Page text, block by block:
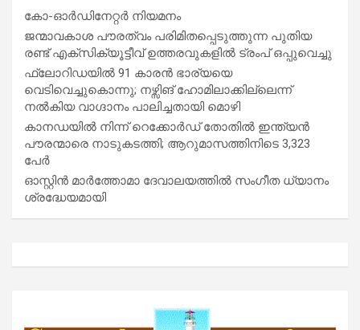
കോ-ഓർഡിനേറ്റർ നിയമനം
ജന്മാവകാശ പൗരത്വം പരിമിതപ്പെടുത്തുന്ന പുതിയ
രണ്ട് എക്സിക്യൂട്ടീവ് ഉത്തരവുകളിൽ ട്രംപ് ഒപ്പുവെച്ചു
ഫ്ലോറിഡയിൽ 91 കാരൻ ഭാര്യയെ
വെടിവെച്ചുകൊന്നു; നഴ്സിങ് ഹോമിലാക്കില്ലെന്ന്
നൽകിയ വാഗ്ദാനം പാലിച്ചതായി മൊഴി
കാനഡയിൽ നിന്ന് റെക്കോർഡ് തോതിൽ ഇന്ത്യൻ
പൗരന്മാരെ നാടുകടത്തി; ആറുമാസത്തിനിടെ 3,323
പേർ
ഓസ്റ്റിൻ മാർത്തോമാ ദേവാലയത്തിൽ സംഗീത ധ്യാനം
ശ്രദ്ധേയമായി